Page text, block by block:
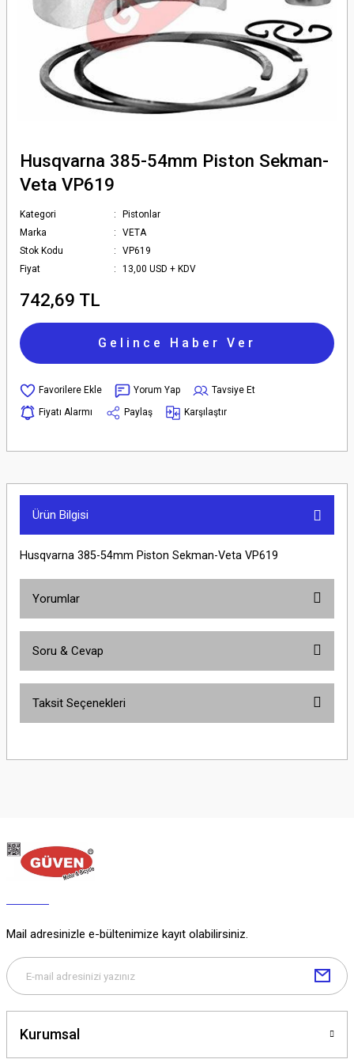
Husqvarna 385-54mm Piston Sekman-
Veta VP619
Kategori
Pistonlar
Marka
VETA
Stok Kodu
VP619
Fiyat
13,00 USD + KDV
742,69 TL
Gelince Haber Ver
Yorum Yap
Tavsiye Et
Fiyatı Alarmı
Paylaş Karşılaştır
Ürün Bilgisi
Husqvarna 385-54mm Piston Sekman-Veta VP619
Yorumlar
Soru & Cevap
Soru Sor
Taksit Seçenekleri
Mail adresinizle e-bültenimize kayıt olabilirsiniz.
Kurumsal